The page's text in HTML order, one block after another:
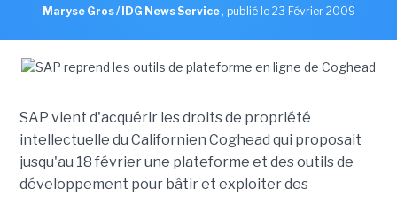
Maryse Gros / IDG News Service , publié le 23 Février 2009
SAP vient d'acquérir les droits de propriété
intellectuelle du Californien Coghead qui proposait
jusqu'au 18 février une plateforme et des outils de
développement pour bâtir et exploiter des